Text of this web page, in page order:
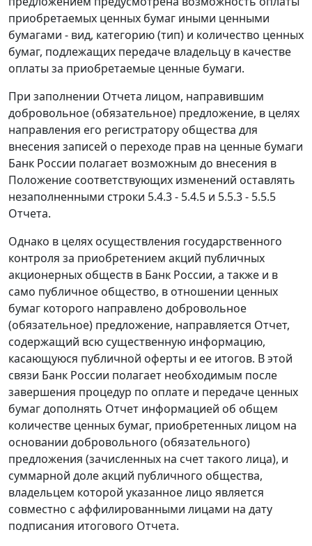
приобретаемых ценных бумаг иными ценными
бумагами - вид, категорию (тип) и количество ценных
бумаг, подлежащих передаче владельцу в качестве
оплаты за приобретаемые ценные бумаги.
При заполнении Отчета лицом, направившим
добровольное (обязательное) предложение, в целях
направления его регистратору общества для
внесения записей о переходе прав на ценные бумаги
Банк России полагает возможным до внесения в
Положение соответствующих изменений оставлять
незаполненными строки 5.4.3 - 5.4.5 и 5.5.3 - 5.5.5
Отчета.
Однако в целях осуществления государственного
контроля за приобретением акций публичных
акционерных обществ в Банк России, а также и в
само публичное общество, в отношении ценных
бумаг которого направлено добровольное
(обязательное) предложение, направляется Отчет,
содержащий всю существенную информацию,
касающуюся публичной оферты и ее итогов. В этой
связи Банк России полагает необходимым после
завершения процедур по оплате и передаче ценных
бумаг дополнять Отчет информацией об общем
количестве ценных бумаг, приобретенных лицом на
основании добровольного (обязательного)
предложения (зачисленных на счет такого лица), и
суммарной доле акций публичного общества,
владельцем которой указанное лицо является
совместно с аффилированными лицами на дату
подписания итогового Отчета.